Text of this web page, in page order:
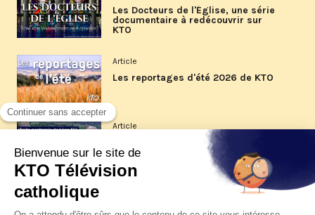
Les Docteurs de l'Église, une série
documentaire à redécouvrir sur
KTO
Article
Les reportages d'été 2026 de KTO
Article
La visite pastorale du pape Léon
XIV à Assise à suivre sur KTO le
jeudi 6 août
Le pape en Uruguay, Argentine et